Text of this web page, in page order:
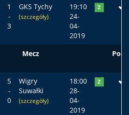
1
-
3
GKS Tychy
(szczegóły)
19:10
24-
04-
2019
Z
Mecz
5
-
0
Wigry
Suwałki
(szczegóły)
18:00
28-
04-
2019
Z